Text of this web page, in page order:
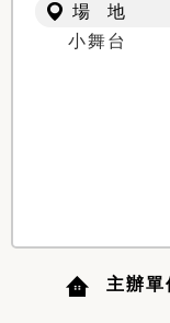
場 地
小舞台
主辦單